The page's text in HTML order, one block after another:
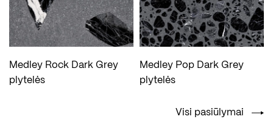
Medley Rock Dark Grey
plytelės
Medley Pop Dark Grey
plytelės
Visi pasiūlymai